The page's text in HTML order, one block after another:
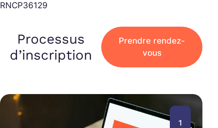
RNCP36129
Processus
d’inscription
Prendre rendez-
vous
1